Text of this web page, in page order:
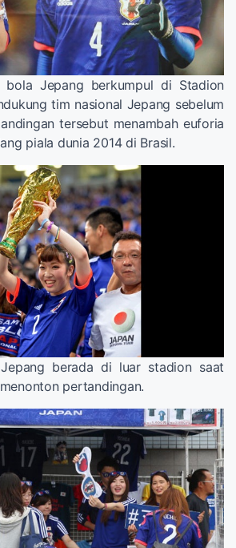
bola Jepang berkumpul di Stadion
tim nasional Jepang sebelum
tersebut menambah euforia
piala dunia 2014 di Brasil.
berada di luar stadion saat
pertandingan.